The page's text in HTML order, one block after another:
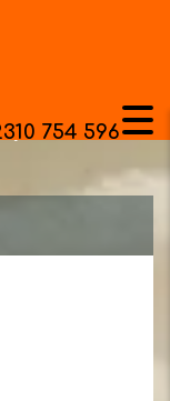
754 596